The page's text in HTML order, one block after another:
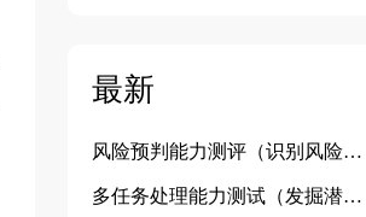
最新
风险预判能力测评（识别风险，防患未然）
多任务处理能力测试（发掘潜能，告别手忙脚乱）